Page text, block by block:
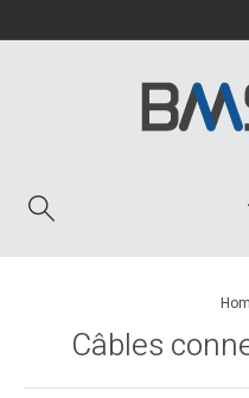
Câbles